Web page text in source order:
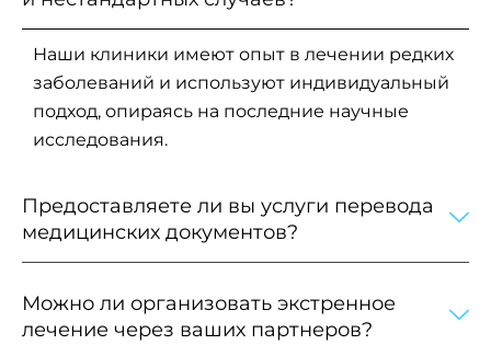
Наши клиники имеют опыт в лечении редких
заболеваний и используют индивидуальный
подход, опираясь на последние научные
исследования.
Предоставляете ли вы услуги перевода
медицинских документов?
Можно ли организовать экстренное
лечение через ваших партнеров?